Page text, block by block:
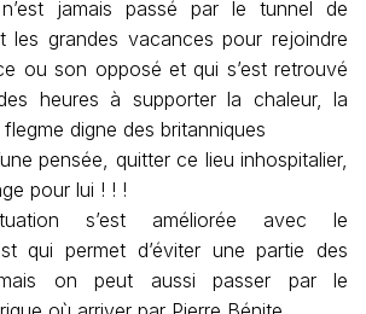
jamais passé par le tunnel de
les grandes vacances pour rejoindre
ou son opposé et qui s’est retrouvé
heures à supporter la chaleur, la
digne des britanniques
pensée, quitter ce lieu inhospitalier,
pour lui ! ! !
s’est améliorée avec le
qui permet d’éviter une partie des
mais on peut aussi passer par le